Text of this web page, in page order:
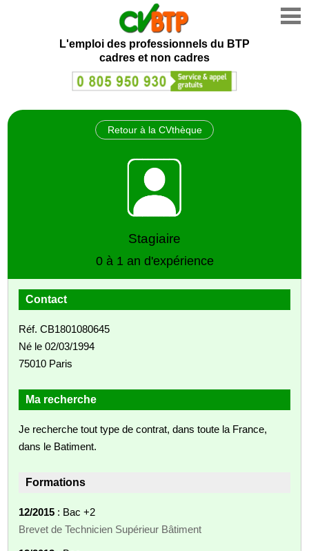
L'emploi des professionnels du BTP
cadres et non cadres
Retour à la CVthèque
Stagiaire
0 à 1 an d'expérience
Contact
Réf. CB1801080645
Né le 02/03/1994
75010 Paris
Ma recherche
Je recherche tout type de contrat, dans toute la France,
dans le Batiment.
Formations
12/2015 : Bac +2
Brevet de Technicien Supérieur Bâtiment